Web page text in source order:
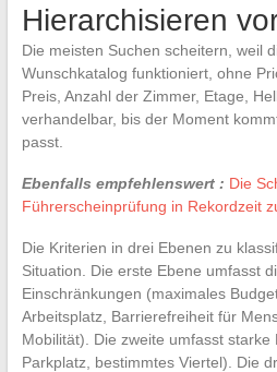
Hierarchisieren
Die meisten Suchen scheitern, weil
Wunschkatalog funktioniert, ohne
Preis, Anzahl der Zimmer, Etage,
verhandelbar, bis der Moment
passt.
Ebenfalls empfehlenswert : Die
Führerscheinprüfung in Rekordzeit
Die Kriterien in drei Ebenen zu
Situation. Die erste Ebene umfasst
Einschränkungen (maximales
Arbeitsplatz, Barrierefreiheit für
Mobilität). Die zweite umfasst starke
Parkplatz, bestimmtes Viertel). Die